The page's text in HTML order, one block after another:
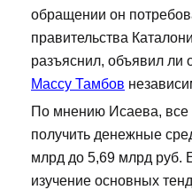
обращении он
правительства
разъяснил, объявил ли
Массу Тамбов
По мнению Исаева, все
получить денежные
млрд до 5,69 млрд руб.
изучение основных